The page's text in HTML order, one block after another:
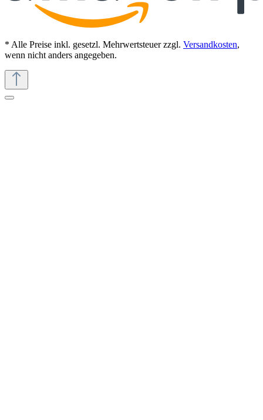
* Alle Preise inkl. gesetzl. Mehrwertsteuer zzgl. Versandkosten,
wenn nicht anders angegeben.